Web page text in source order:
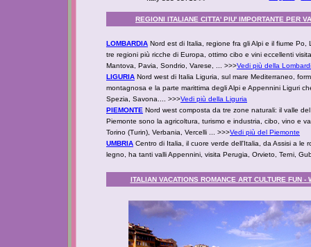
REGIONI ITALIANE CITTA' PIU' IMPORTANTE PER
LOMBARDIA Nord est di Italia, regione fra gli Alpi e il fiume
tre regioni più ricche di Europa, ottimo cibo e vini eccellenti
Mantova, Pavia, Sondrio, Varese, ... >>>Vedi più della
LIGURIA Nord west di Italia Liguria, sul mare Mediterraneo,
montagnosa e la parte marittima degli Alpi e Appennini Liguri
Spezia, Savona.... >>>Vedi più della Liguria
PIEMONTE Nord west composta da tre zone naturali: il valle
Piemonte sono la agricoltura, turismo e industria, cibo, vino e
Torino (Turin), Verbania, Vercelli ... >>>Vedi più del Piemonte
UMBRIA Centro di Italia, il cuore verde dell'Italia, da Assisi a le
legno, ha tanti valli Appennini, visita Perugia, Orvieto, Terni,
ITALIAN VACATIONS ROMANCE ART CULTURE FUN